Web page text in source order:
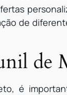
de
de
é